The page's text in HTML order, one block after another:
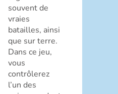
souvent de
vraies
batailles, ainsi
que sur terre.
Dans ce jeu,
vous
contrôlerez
l’un des